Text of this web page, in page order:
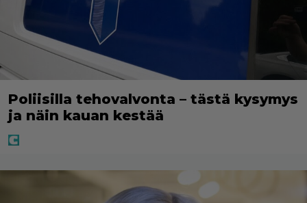
Poliisilla tehovalvonta – tästä kysymys
ja näin kauan kestää